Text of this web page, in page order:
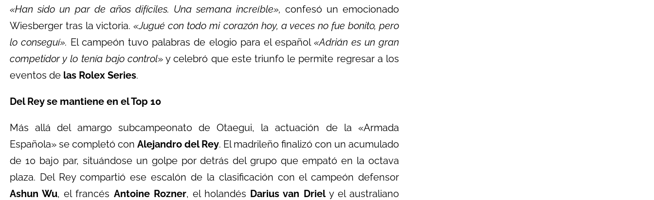
«Han sido un par de años difíciles. Una semana increíble», confesó un emocionado
Wiesberger tras la victoria.«Jugué con todo mi corazón hoy, a veces no fue bonito, pero
lo conseguí». El campeón tuvo palabras de elogio para el español «Adrián es un gran
competidor y lo tenía bajo control» y celebró que este triunfo le permite regresar a los
eventos de las Rolex Series.
Del Rey se mantiene en el Top 10
Más allá del amargo subcampeonato de Otaegui, la actuación de la «Armada
Española» se completó con Alejandro del Rey. El madrileño finalizó con un acumulado
de 10 bajo par, situándose un golpe por detrás del grupo que empató en la octava
plaza. Del Rey compartió ese escalón de la clasificación con el campeón defensor
Ashun Wu, el francés Antoine Rozner, el holandés Darius van Driely el australiano